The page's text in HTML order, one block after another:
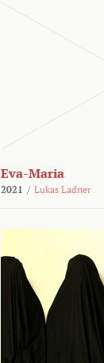
Eva-Maria
2021 / Lukas Ladner